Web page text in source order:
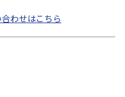
わせはこちら